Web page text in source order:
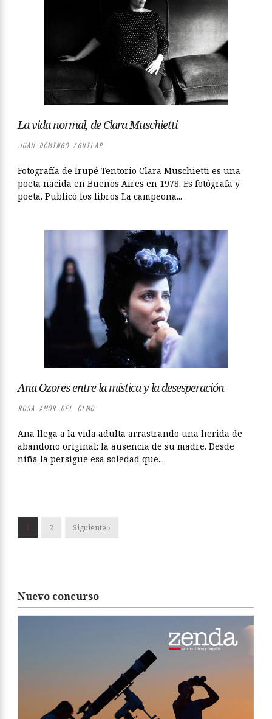
La vida normal, de Clara Muschietti
JUAN DOMINGO AGUILAR
Fotografía de Irupé Tentorio Clara Muschietti es una
poeta nacida en Buenos Aires en 1978. Es fotógrafa y
poeta. Publicó los libros La campeona...
Ana Ozores entre la mística y la desesperación
ROSA AMOR DEL OLMO
Ana llega a la vida adulta arrastrando una herida de
abandono original: la ausencia de su madre. Desde
niña la persigue esa soledad que...
1 2 Siguiente ›
Nuevo concurso